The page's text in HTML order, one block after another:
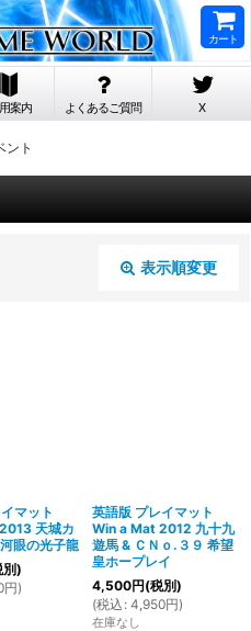
カート
案内 よくあるご質問 X
ント
表示順変更
込む
マット
天城カ
眼の光子龍
別)
円)
英語版 プレイマット
Win a Mat 2012 九十九
遊馬 & ＣＮｏ.３９ 希望
皇ホープレイ
4,500円(税別)
(税込 : 4,950円)
在庫なし